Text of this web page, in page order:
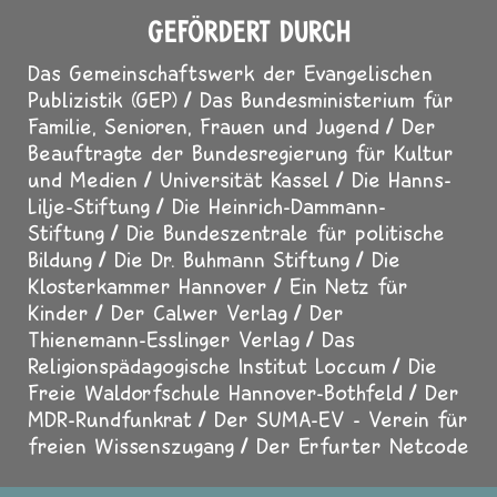
GEFÖRDERT DURCH
Das Gemeinschaftswerk der Evangelischen
Publizistik (GEP)
Das Bundesministerium für
Familie, Senioren, Frauen und Jugend
Der
Beauftragte der Bundesregierung für Kultur
und Medien
Universität Kassel
Die Hanns-
Lilje-Stiftung
Die Heinrich-Dammann-
Stiftung
Die Bundeszentrale für politische
Bildung
Die Dr. Buhmann Stiftung
Die
Klosterkammer Hannover
Ein Netz für
Kinder
Der Calwer Verlag
Der
Thienemann-Esslinger Verlag
Das
Religionspädagogische Institut Loccum
Die
Freie Waldorfschule Hannover-Bothfeld
Der
MDR-Rundfunkrat
Der SUMA-EV - Verein für
freien Wissenszugang
Der Erfurter Netcode